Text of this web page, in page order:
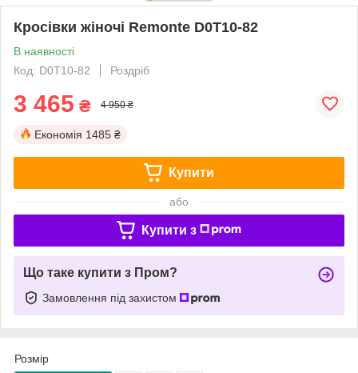
Кросівки жіночі Remonte D0T10-82
В наявності
Код: D0T10-82
Роздріб
3 465 ₴ 4 950 ₴
Економія 1485 ₴
Купити
або
Купити з
Що таке купити з Пром?
Замовлення під захистом
Розмір